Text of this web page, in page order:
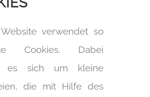
verwendet so
Cookies. Dabei
es sich um kleine
die mit Hilfe des